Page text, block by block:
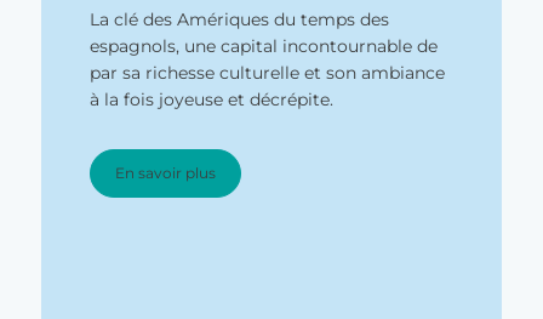
La clé des Amériques du temps des
espagnols, une capital incontournable de
par sa richesse culturelle et son ambiance
à la fois joyeuse et décrépite.
En savoir plus